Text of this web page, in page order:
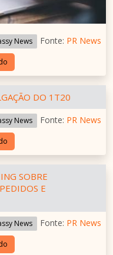
News Fonte: PR News
DO 1T20
News Fonte: PR News
SOBRE
E
News Fonte: PR News